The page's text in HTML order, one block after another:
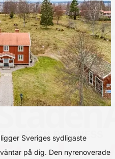
Sveriges sydligaste
på dig. Den nyrenoverade